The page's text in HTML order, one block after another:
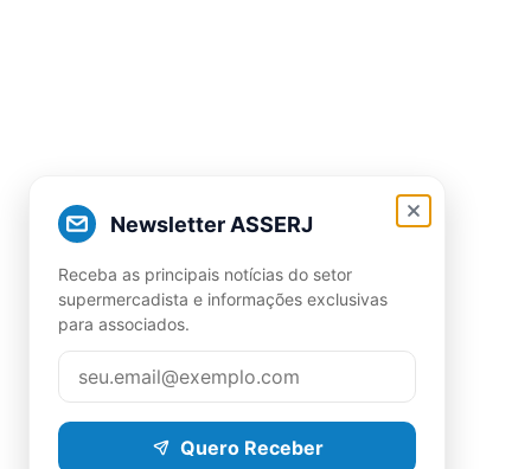
Newsletter ASSERJ
Receba as principais notícias do setor
supermercadista e informações exclusivas
para associados.
Quero Receber